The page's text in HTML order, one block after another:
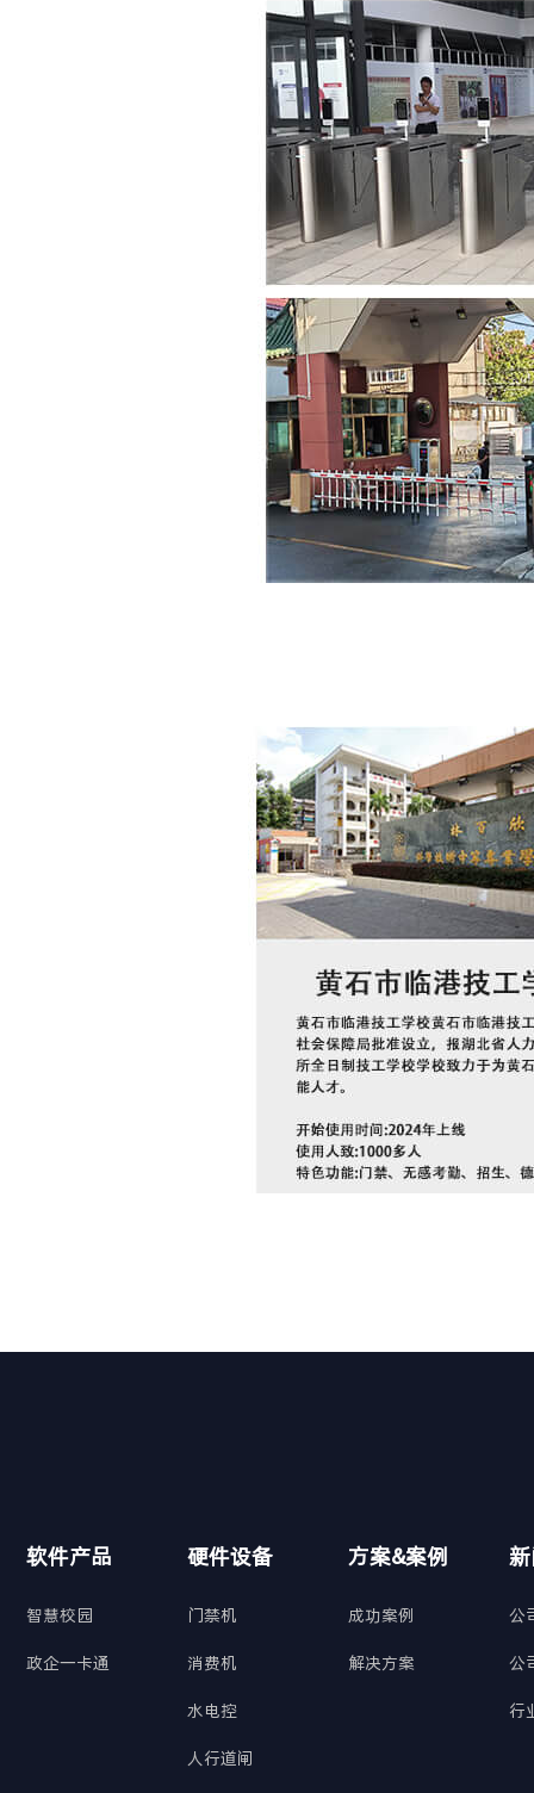
软件产品
智慧校园
政企一卡通
硬件设备
门禁机
消费机
水电控
人行道闸
方案&案例
成功案例
解决方案
公
公
行